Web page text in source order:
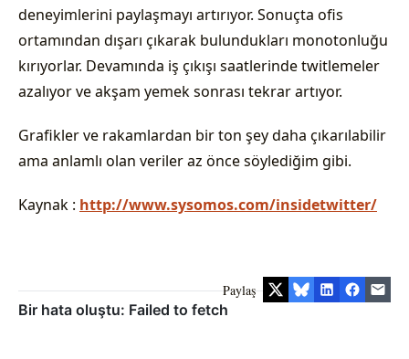
deneyimlerini paylaşmayı artırıyor. Sonuçta ofis
ortamından dışarı çıkarak bulundukları monotonluğu
kırıyorlar. Devamında iş çıkışı saatlerinde twitlemeler
azalıyor ve akşam yemek sonrası tekrar artıyor.
Grafikler ve rakamlardan bir ton şey daha çıkarılabilir
ama anlamlı olan veriler az önce söylediğim gibi.
Kaynak : http://www.sysomos.com/insidetwitter/
Paylaş